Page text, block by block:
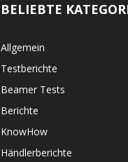
BELIEBTE
Allgemein
Testberichte
Beamer Tests
Berichte
KnowHow
Händlerberichte